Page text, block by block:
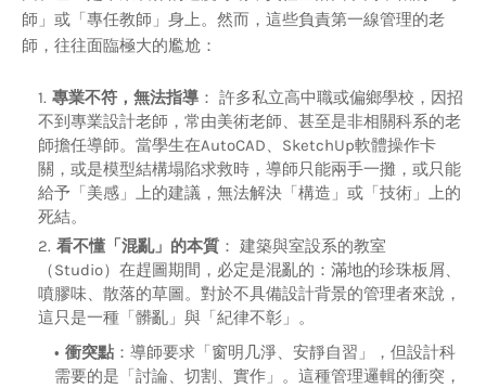
師」或「專任教師」身上。然而，這些負責第一線管理的老
師，往往面臨極大的尷尬：
專業不符，無法指導 ： 許多私立高中職或偏鄉學校，因招
不到專業設計老師，常由美術老師、甚至是非相關科系的老
師擔任導師。當學生在AutoCAD、SketchUp軟體操作卡
關，或是模型結構塌陷求救時，導師只能兩手一攤，或只能
給予「美感」上的建議，無法解決「構造」或「技術」上的
死結。
看不懂「混亂」的本質 ： 建築與室設系的教室
（Studio）在趕圖期間，必定是混亂的：滿地的珍珠板屑、
噴膠味、散落的草圖。對於不具備設計背景的管理者來說，
這只是一種「髒亂」與「紀律不彰」。
衝突點 ：導師要求「窗明几淨、安靜自習」，但設計科
需要的是「討論、切割、實作」。這種管理邏輯的衝突，